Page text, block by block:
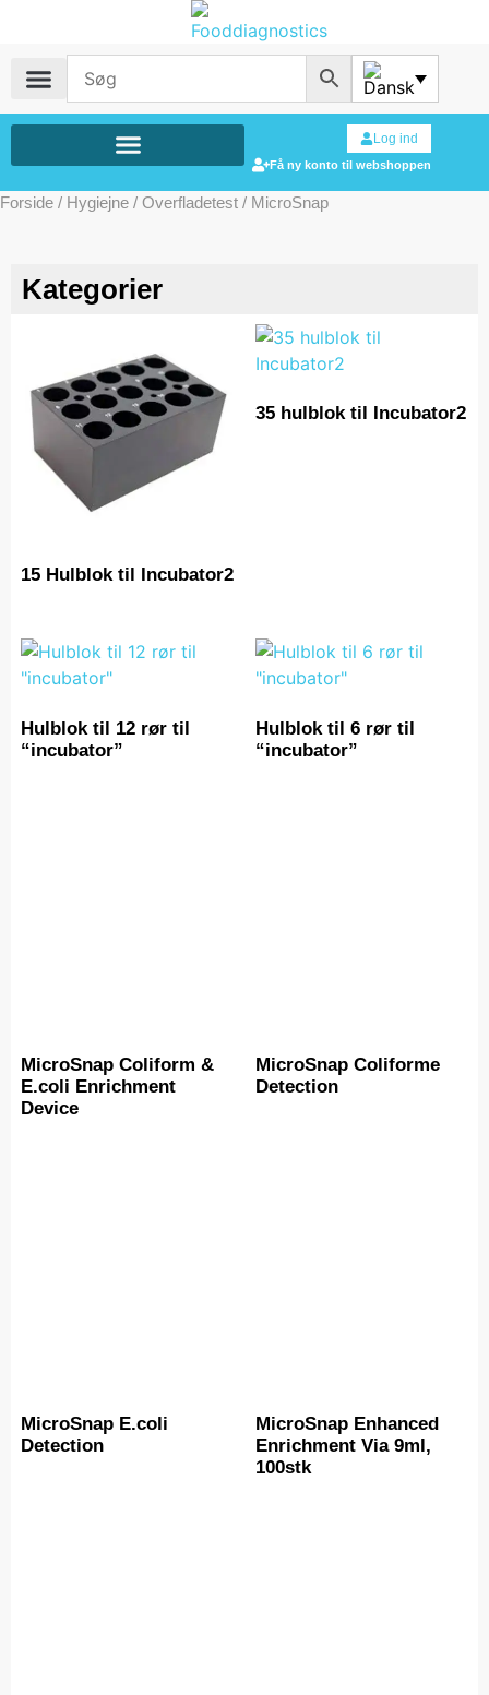
Log ind
Få ny konto til webshoppen
Forside / Hygiejne / Overfladetest / MicroSnap
Kategorier
15 Hulblok til Incubator2
35 hulblok til Incubator2
Hulblok til 12 rør til
“incubator”
Hulblok til 6 rør til
“incubator”
MicroSnap Coliform &
E.coli Enrichment
Device
MicroSnap Coliforme
Detection
MicroSnap E.coli
Detection
MicroSnap Enhanced
Enrichment Via 9ml,
100stk